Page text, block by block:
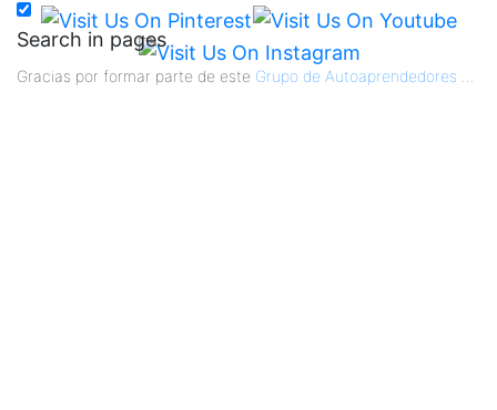
Search in pages
Gracias por formar parte de este Grupo de Autoaprendedores